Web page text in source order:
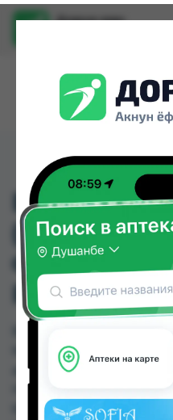
Доруи ман
ВИГАНТОЛ
ФЛ. 10МЛ
РАСТВОР
МАСЛ. РАСТВОР можно
аптеках, Дору Фарм
60.00 TJS в Душанбе и